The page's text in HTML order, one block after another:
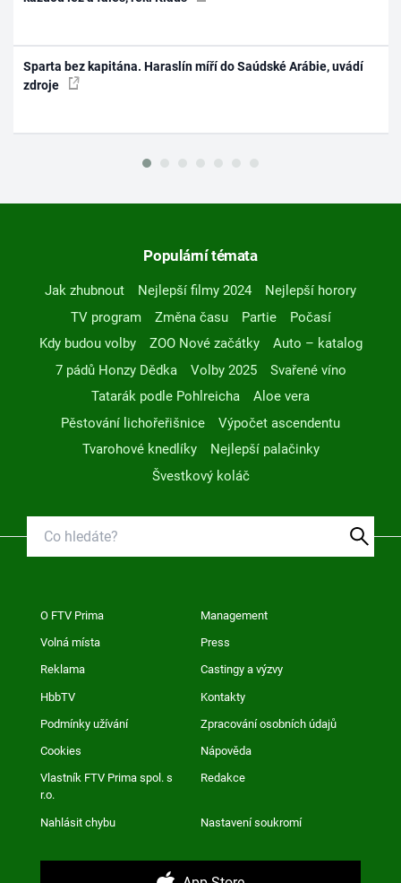
Sparta bez kapitána. Haraslín míří do Saúdské Arábie, uvádí
zdroje
Populární témata
Jak zhubnout Nejlepší filmy 2024
Nejlepší horory
TV program
Změna času Partie
Počasí
Kdy budou volby
ZOO Nové začátky
Auto – katalog
7 pádů Honzy Dědka
Volby 2025
Svařené víno
Tatarák podle Pohlreicha
Aloe vera
Pěstování lichořeřišnice
Výpočet ascendentu
Tvarohové knedlíky
Nejlepší palačinky
Švestkový koláč
O FTV Prima Management
Volná místa Press
Reklama Castingy a výzvy
HbbTV Kontakty
Podmínky užívání Zpracování osobních údajů
Cookies Nápověda
Vlastník FTV Prima spol. s
r.o.
Redakce
Nahlásit chybu Nastavení soukromí